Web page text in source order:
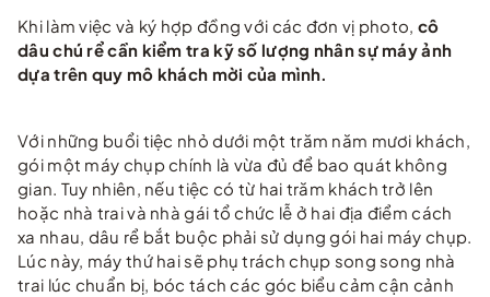
Khi làm việc và ký hợp đồng với các đơn vị photo, cô
dâu chú rể cần kiểm tra kỹ số lượng nhân sự máy ảnh
dựa trên quy mô khách mời của mình.
Với những buổi tiệc nhỏ dưới một trăm năm mươi khách,
gói một máy chụp chính là vừa đủ để bao quát không
gian. Tuy nhiên, nếu tiệc có từ hai trăm khách trở lên
hoặc nhà trai và nhà gái tổ chức lễ ở hai địa điểm cách
xa nhau, dâu rể bắt buộc phải sử dụng gói hai máy chụp.
Lúc này, máy thứ hai sẽ phụ trách chụp song song nhà
trai lúc chuẩn bị, bóc tách các góc biểu cảm cận cảnh